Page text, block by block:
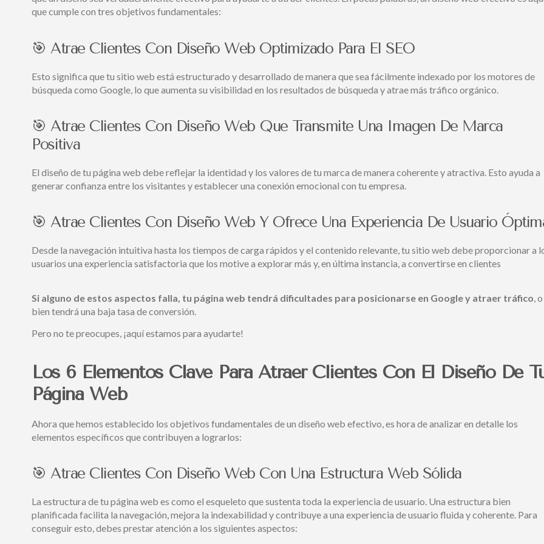
que cumple con tres objetivos fundamentales:
🎯 Atrae Clientes Con Diseño Web Optimizado Para El SEO
Esto significa que tu sitio web está estructurado y desarrollado de manera que sea fácilmente indexado por los motores de
búsqueda como Google, lo que aumenta su visibilidad en los resultados de búsqueda y atrae más tráfico orgánico.
🎯 Atrae Clientes Con Diseño Web Que Transmite Una Imagen De Marca
Positiva
El diseño de tu página web debe reflejar la identidad y los valores de tu marca de manera coherente y atractiva. Esto ayuda a
generar confianza entre los visitantes y establecer una conexión emocional con tu empresa.
🎯 Atrae Clientes Con Diseño Web Y Ofrece Una Experiencia De Usuario
Desde la navegación intuitiva hasta los tiempos de carga rápidos y el contenido relevante, tu sitio web debe proporcionar a
usuarios una experiencia satisfactoria que los motive a explorar más y, en última instancia, a convertirse en clientes
Si alguno de estos aspectos falla, tu página web tendrá dificultades para posicionarse en Google y atraer tráfico , o
bien tendrá una baja tasa de conversión.
Pero no te preocupes, ¡aquí estamos para ayudarte!
Los 6 Elementos Clave Para Atraer Clientes Con El Diseño De
Página Web
Ahora que hemos establecido los objetivos fundamentales de un diseño web efectivo, es hora de analizar en detalle los
elementos específicos que contribuyen a lograrlos:
🎯 Atrae Clientes Con Diseño Web Con Una Estructura Web Sólida
La estructura de tu página web es como el esqueleto que sustenta toda la experiencia de usuario. Una estructura bien
planificada facilita la navegación, mejora la indexabilidad y contribuye a una experiencia de usuario fluida y coherente. Para
conseguir esto, debes prestar atención a los siguientes aspectos: